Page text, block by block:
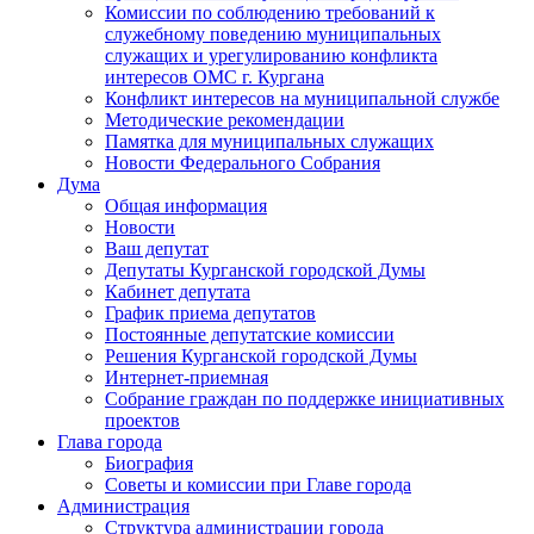
Комиссии по соблюдению требований к
служебному поведению муниципальных
служащих и урегулированию конфликта
интересов ОМС г. Кургана
Конфликт интересов на муниципальной службе
Методические рекомендации
Памятка для муниципальных служащих
Новости Федерального Cобрания
Дума
Общая информация
Новости
Ваш депутат
Депутаты Курганской городской Думы
Кабинет депутата
График приема депутатов
Постоянные депутатские комиссии
Решения Курганской городской Думы
Интернет-приемная
Собрание граждан по поддержке инициативных
проектов
Глава города
Биография
Советы и комиссии при Главе города
Администрация
Структура администрации города